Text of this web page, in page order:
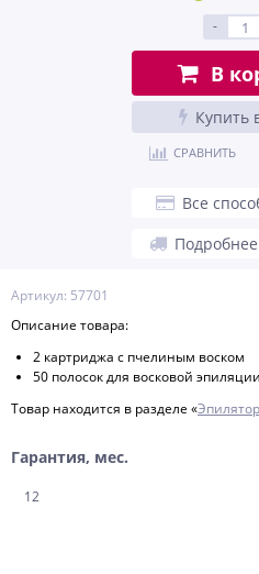
Артикул: 57701
Описание товара:
2 картриджа с пчелиным воском
50 полосок для восковой эпиляции
Товар находится в разделе «
Гарантия, мес.
12
-
В
Купить
СРАВНИТЬ
Все